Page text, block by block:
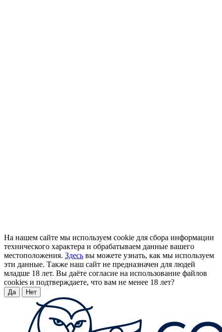
На нашем сайте мы используем cookie для сбора информации
технического характера и обрабатываем данные вашего
местоположения. Здесь вы можете узнать, как мы используем
эти данные. Также наш сайт не предназначен для людей
младше 18 лет. Вы даёте согласие на использование файлов
cookies и подтверждаете, что вам не менее 18 лет?
Да Нет